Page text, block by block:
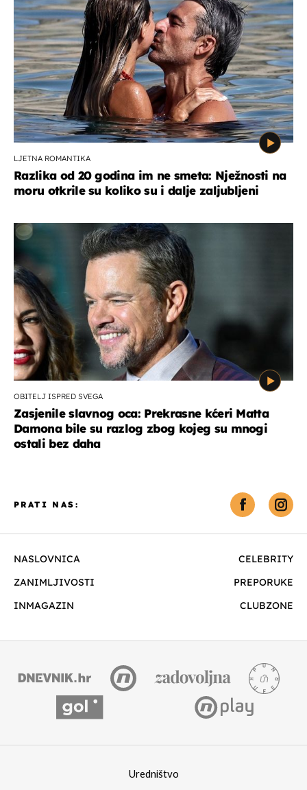
LJETNA ROMANTIKA
Razlika od 20 godina im ne smeta: Nježnosti na
moru otkrile su koliko su i dalje zaljubljeni
OBITELJ ISPRED SVEGA
Zasjenile slavnog oca: Prekrasne kćeri Matta
Damona bile su razlog zbog kojeg su mnogi
ostali bez daha
NASLOVNICA
CELEBRITY
ZANIMLJIVOSTI
PREPORUKE
INMAGAZIN
CLUBZONE
PRATI NAS:
Uredništvo